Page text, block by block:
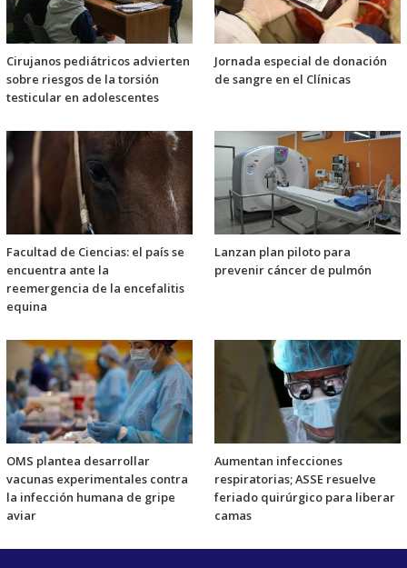
Cirujanos pediátricos advierten
sobre riesgos de la torsión
testicular en adolescentes
Jornada especial de donación
de sangre en el Clínicas
Facultad de Ciencias: el país se
encuentra ante la
reemergencia de la encefalitis
equina
Lanzan plan piloto para
prevenir cáncer de pulmón
OMS plantea desarrollar
vacunas experimentales contra
la infección humana de gripe
aviar
Aumentan infecciones
respiratorias; ASSE resuelve
feriado quirúrgico para liberar
camas